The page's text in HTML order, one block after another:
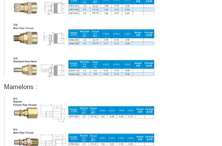
Mamelons :